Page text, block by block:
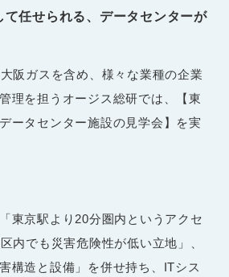
て任せられる、データセンターが
阪ガスを含め、様々な業種の企業
理を担うオージス総研では、【東
ータセンター施設の見学会】を実
東京駅より20分圏内というアクセ
内でも災害危険性が低い立地」、
構造と設備」を併せ持ち、ITシス